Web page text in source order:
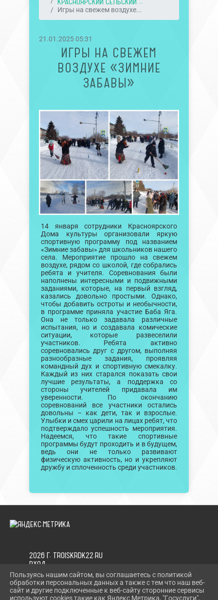
Игры на свежем воздухе...
21.01.2025 05:31
ИГРЫ НА СВЕЖЕМ
ВОЗДУХЕ «ЗИМНИЕ
ЗАБАВЫ»
14 января сотрудники Красноярского
Дома культуры организовали яркую
спортивную программу под названием
«Зимние забавы» для школьников нашего
села. Мероприятие прошло на свежем
воздухе, рядом со школой, где собрались
ребята и учителя. Соревнования были
наполнены интересными и подвижными
заданиями, которые, на первый взгляд,
казались довольно простыми. Однако,
чтобы добавить остроты и необычности,
в программе приняла участие Баба Яга.
Она не только задавала различные
испытания, но и создавала комические
ситуации, которые развеселили
участников. Ребята активно
соревновались друг с другом, выполняя
разнообразные задания, проявляя
командный дух и спортивную смекалку.
Каждый из них старался показать свои
лучшие результаты, а поддержка со
стороны учителей придавала им
уверенности. По окончанию
соревнований все участники остались
довольны – как дети, так и взрослые.
Улыбки и смех царили на лицах ребят, что
подтверждало успешность мероприятия.
Надеемся, что такие спортивные
программы будут проходить и в будущем,
ведь они не только развивают
физическую активность, но и укрепляют
дружбу и сплоченность среди участников.
2026 Г. TROISKRDK22.RU
ВХОД
КАРТА САЙТА
ПОЛИТИКА ОБРАБОТКИ ПЕРСОНАЛЬНЫХ ДАННЫХ
Пользуясь нашим сайтом, вы соглашаетесь с политикой
обработки персональных данных а также с тем что наш веб-
сайт и другие подключенные к веб-сайту сторонние сервисы
используют cookies такие как Яндекс Метрика, "Госуслуги",